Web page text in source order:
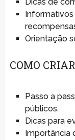
Orientação
COMO
Passo a
públicos.
Dicas para
Importância